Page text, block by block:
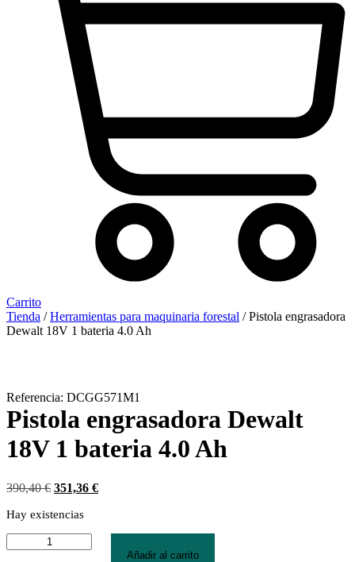
Carrito
Tienda /Herramientas para maquinaria forestal / Pistola engrasadora
Dewalt 18V 1 bateria 4.0 Ah
Referencia: DCGG571M1
Pistola engrasadora Dewalt
18V 1 bateria 4.0 Ah
390,40€ El
original
351,36 €El
Hay existencias
engrasadora
Añadir al carrito